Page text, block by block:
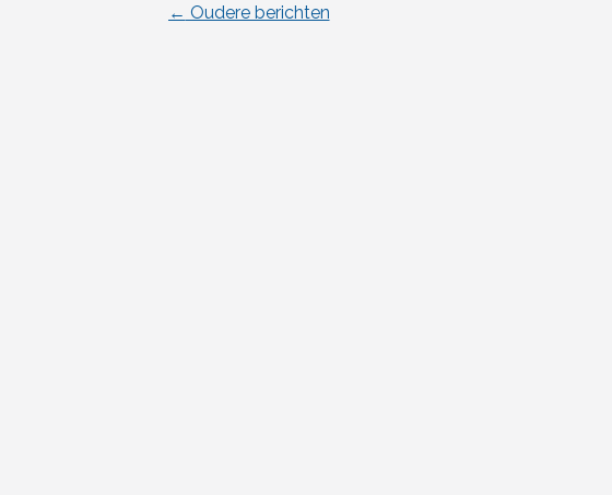
Berichtnavigatie
← Oudere berichten